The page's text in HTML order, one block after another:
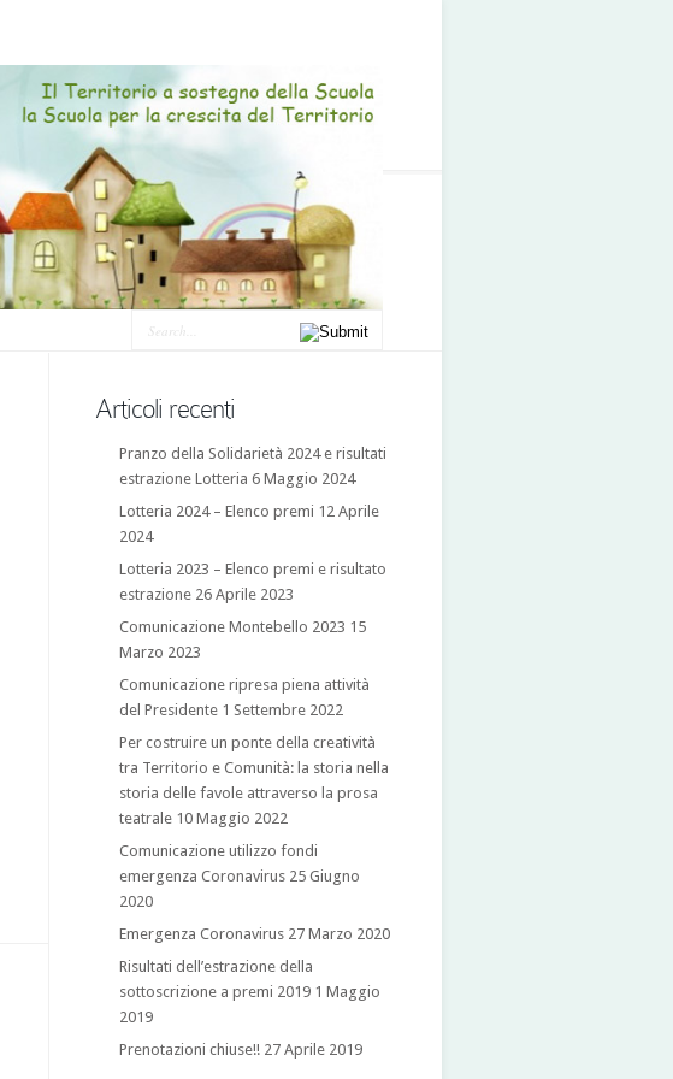
Articoli recenti
Pranzo della Solidarietà 2024 e risultati
estrazione Lotteria 6 Maggio 2024
Lotteria 2024 – Elenco premi 12 Aprile
2024
Lotteria 2023 – Elenco premi e risultato
estrazione 26 Aprile 2023
Comunicazione Montebello 2023 15
Marzo 2023
Comunicazione ripresa piena attività
del Presidente 1 Settembre 2022
Per costruire un ponte della creatività
tra Territorio e Comunità: la storia nella
storia delle favole attraverso la prosa
teatrale 10 Maggio 2022
Comunicazione utilizzo fondi
emergenza Coronavirus 25 Giugno
2020
Emergenza Coronavirus 27 Marzo 2020
Risultati dell’estrazione della
sottoscrizione a premi 2019 1 Maggio
2019
Prenotazioni chiuse!! 27 Aprile 2019